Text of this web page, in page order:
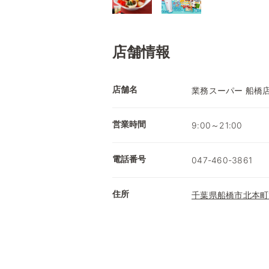
店舗情報
店舗名 業務スーパー 船橋
営業時間 9:00～21:00
電話番号 047-460-3861
住所 千葉県船橋市北本